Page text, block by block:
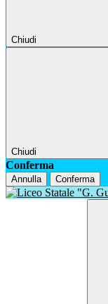
Chiudi
Chiudi
Conferma
Annulla Conferma